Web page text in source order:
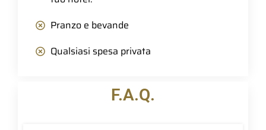
Pranzo e bevande
Qualsiasi spesa privata
F.A.Q.